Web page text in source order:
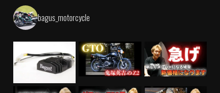
bagus_motorcycle